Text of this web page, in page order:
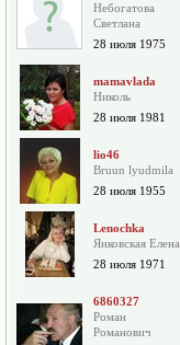
Небогатова
Cветлана
28 июля 1975
mamavlada
Николь
28 июля 1981
lio46
Bruun lyudmila
28 июля 1955
Lenochka
Янковская Елена
28 июля 1971
6860327
Роман
Романович